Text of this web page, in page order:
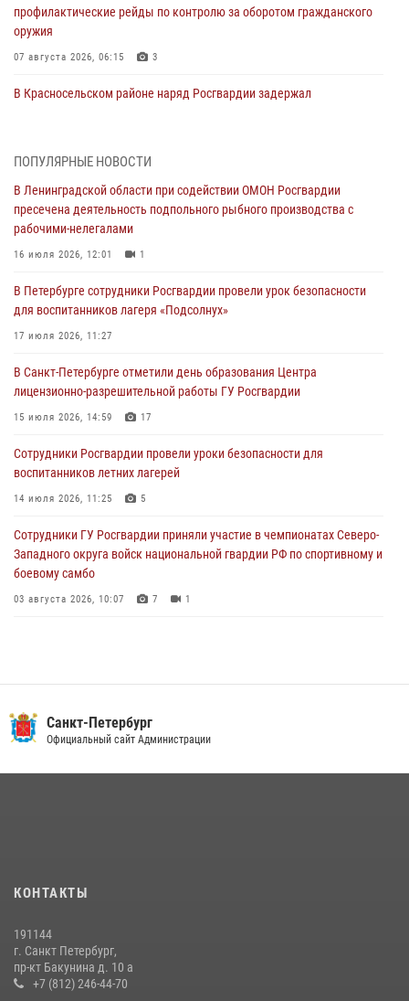
профилактические рейды по контролю за оборотом гражданского
оружия
07 августа 2026, 06:15 3
В Красносельском районе наряд Росгвардии задержал
06 августа 2026, 13:39 1
В Центральном районе росгвардейцы оперативно задержали
хулигана, стрелявшего из пускового устройства рядом с жилыми
домами
06 августа 2026, 11:36
Сотрудники и военнослужащие Росгвардии обеспечили
правопорядок при проведении матча "Зенит" - "Балтика"
06 августа 2026, 07:30
В Выборгском районе наряд Росгвардии обнаружил
разыскиваемый преступный автотранспорт
05 августа 2026, 12:25 2
Петербургские росгвардейцы обнаружили объявленный в розыск
автомобиль, ранее использовавшийся при совершении кражи в
Ленобласти
ПОПУЛЯРНЫЕ НОВОСТИ
В Ленинградской области при содействии ОМОН Росгвардии
пресечена деятельность подпольного рыбного производства с
рабочими-нелегалами
16 июля 2026, 12:01 1
В Петербурге сотрудники Росгвардии провели урок безопасности
для воспитанников лагеря «Подсолнух»
17 июля 2026, 11:27
В Санкт-Петербурге отметили день образования Центра
лицензионно-разрешительной работы ГУ Росгвардии
15 июля 2026, 14:59 17
Сотрудники Росгвардии провели уроки безопасности для
воспитанников летних лагерей
14 июля 2026, 11:25 5
Сотрудники ГУ Росгвардии приняли участие в чемпионатах Северо-
Западного округа войск национальной гвардии РФ по спортивному и
боевому самбо
03 августа 2026, 10:07 7 1
В Красногвардейском районе росгвардейцы задержали хулигана,
угрожавшего мужчине пневматическим пистолетом
на III Международном петербургском цифровом форуме
В Ленобласти сотрудники Росгвардии провели встречу с
воспитанниками детского клуба «Умные каникулы»
Санкт-Петербург
Официальный сайт Администрации
КОНТАКТЫ
191144
г. Санкт Петербург,
пр-кт Бакунина д. 10 а
+7 (812) 246-44-70